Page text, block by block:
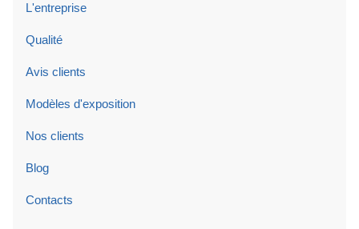
L'entreprise
Qualité
Avis clients
Modèles d'exposition
Nos clients
Blog
Contacts